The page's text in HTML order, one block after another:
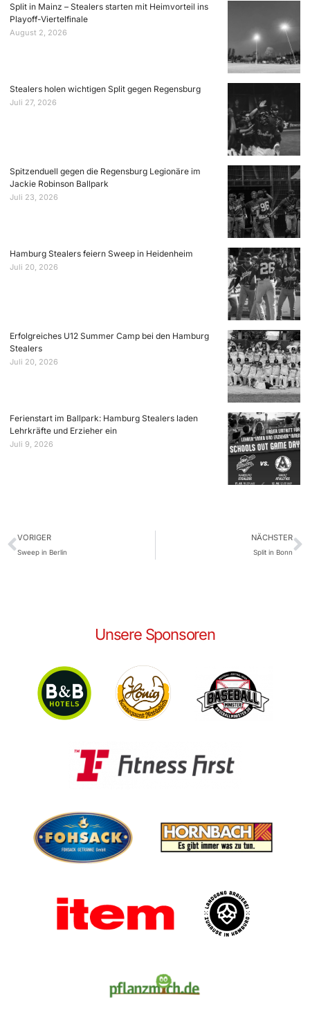
Split in Mainz – Stealers starten mit Heimvorteil ins
Playoff-Viertelfinale
August 2, 2026
Stealers holen wichtigen Split gegen Regensburg
Juli 27, 2026
Spitzenduell gegen die Regensburg Legionäre im
Jackie Robinson Ballpark
Juli 23, 2026
Hamburg Stealers feiern Sweep in Heidenheim
Juli 20, 2026
Erfolgreiches U12 Summer Camp bei den Hamburg
Stealers
Juli 20, 2026
Ferienstart im Ballpark: Hamburg Stealers laden
Lehrkräfte und Erzieher ein
Juli 9, 2026
VORIGER
Sweep in Berlin
NÄCHSTER
Split in Bonn
Unsere Sponsoren